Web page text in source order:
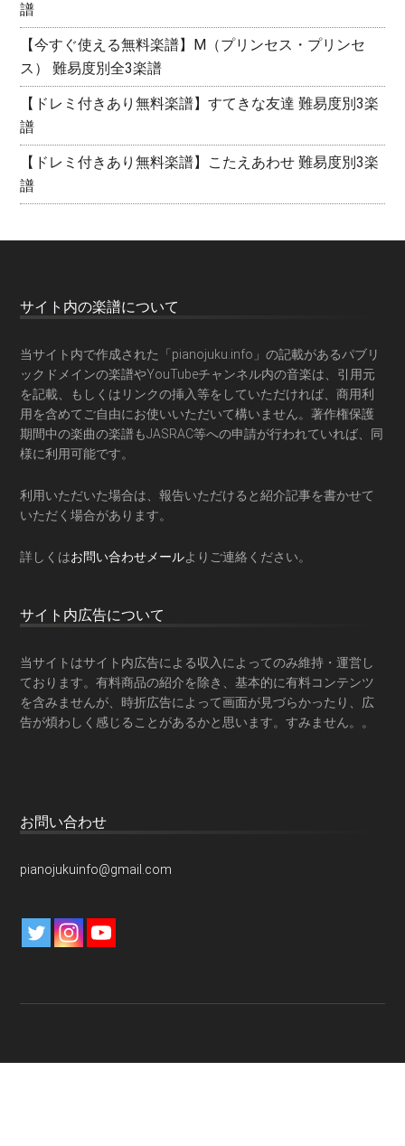
譜
【今すぐ使える無料楽譜】M（プリンセス・プリンセ
ス） 難易度別全3楽譜
【ドレミ付きあり無料楽譜】すてきな友達 難易度別3楽
譜
【ドレミ付きあり無料楽譜】こたえあわせ 難易度別3楽
譜
サイト内の楽譜について
当サイト内で作成された「pianojuku.info」の記載があるパブリ
ックドメインの楽譜やYouTubeチャンネル内の音楽は、引用元
を記載、もしくはリンクの挿入等をしていただければ、商用利
用を含めてご自由にお使いいただいて構いません。著作権保護
期間中の楽曲の楽譜もJASRAC等への申請が行われていれば、同
様に利用可能です。
利用いただいた場合は、報告いただけると紹介記事を書かせて
いただく場合があります。
詳しくはお問い合わせメールよりご連絡ください。
サイト内広告について
当サイトはサイト内広告による収入によってのみ維持・運営し
ております。有料商品の紹介を除き、基本的に有料コンテンツ
を含みませんが、時折広告によって画面が見づらかったり、広
告が煩わしく感じることがあるかと思います。すみません。。
お問い合わせ
pianojukuinfo@gmail.com